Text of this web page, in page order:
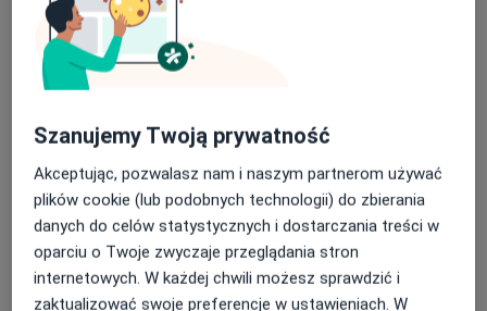
Chirurgia onkologiczna
Od 349 zł
Szczegóły
Umów
ECHO serca
Od 269 zł
SzczegółyECHO serca
Umów
Szanujemy Twoją prywatność
Akceptując, pozwalasz nam i naszym partnerom używać
plików cookie (lub podobnych technologii) do zbierania
danych do celów statystycznych i dostarczania treści w
oparciu o Twoje zwyczaje przeglądania stron
internetowych. W każdej chwili możesz sprawdzić i
zaktualizować swoje preferencje w ustawieniach. W